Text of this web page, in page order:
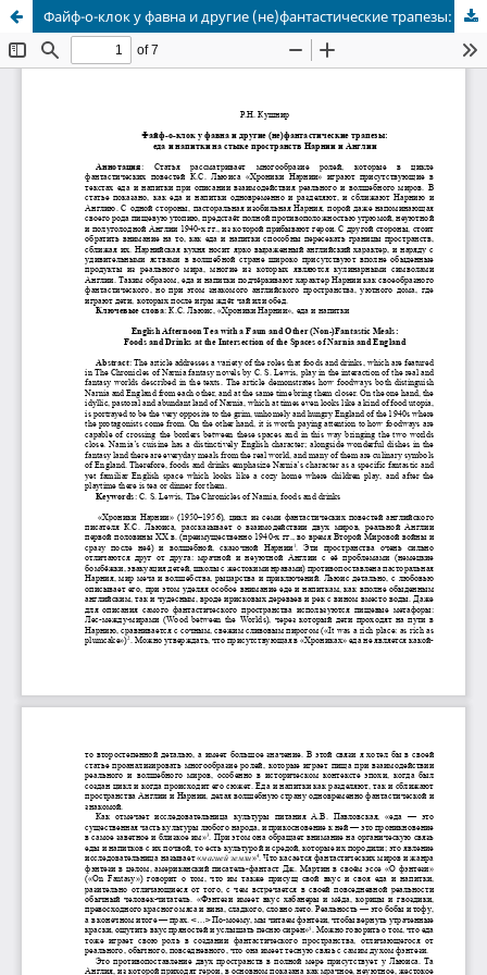
Файф-о-клок у фавна и другие (не)фантастические трапезы: еда и напитки на стыке пространств Нарнии и Англии